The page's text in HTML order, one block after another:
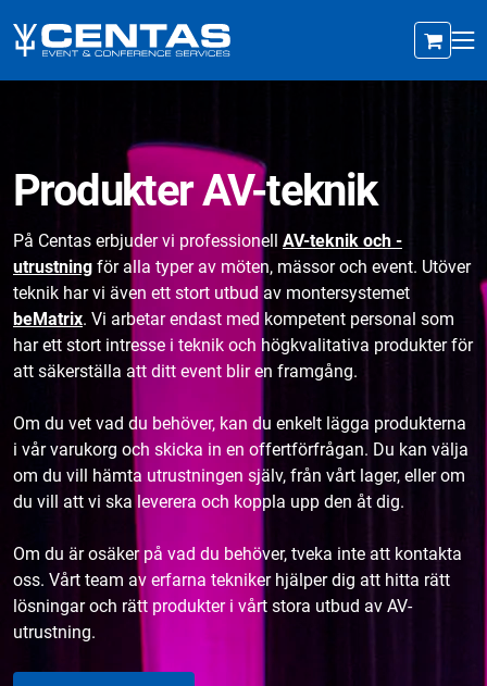
Produkter AV-teknik
På Centas erbjuder vi professionell AV-teknik och -
utrustning för alla typer av möten, mässor och event. Utöver
teknik har vi även ett stort utbud av montersystemet
beMatrix. Vi arbetar endast med kompetent personal som
har ett stort intresse i teknik och högkvalitativa produkter för
att säkerställa att ditt event blir en framgång.
Om du vet vad du behöver, kan du enkelt lägga produkterna
i vår varukorg och skicka in en offertförfrågan. Du kan välja
om du vill hämta utrustningen själv, från vårt lager, eller om
du vill att vi ska leverera och koppla upp den åt dig.
Om du är osäker på vad du behöver, tveka inte att kontakta
oss. Vårt team av erfarna tekniker hjälper dig att hitta rätt
lösningar och rätt produkter i vårt stora utbud av AV-
utrustning.